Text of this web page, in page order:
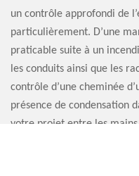
un contrôle approfondi de
particulièrement. D’une
praticable suite à un
les conduits ainsi que les
contrôle d’une cheminée
présence de condensation
votre projet entre les